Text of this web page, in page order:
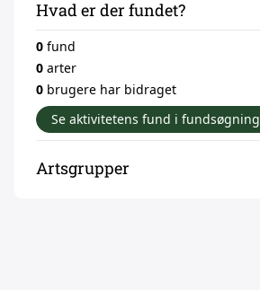
Hvad er der fundet?
0 fund
0 arter
0 brugere har bidraget
Se aktivitetens fund i fundsøgning
Artsgrupper